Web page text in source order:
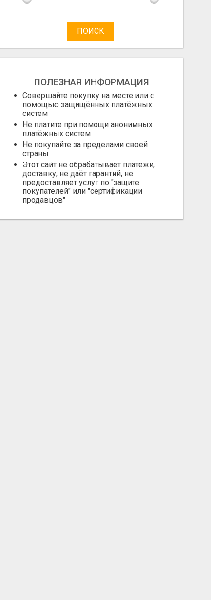
ПОИСК
ПОЛЕЗНАЯ ИНФОРМАЦИЯ
Совершайте покупку на месте или с
помощью защищённых платёжных
систем
Не платите при помощи анонимных
платёжных систем
Не покупайте за пределами своей
страны
Этот сайт не обрабатывает платежи,
доставку, не даёт гарантий, не
предоставляет услуг по "защите
покупателей" или "сертификации
продавцов"